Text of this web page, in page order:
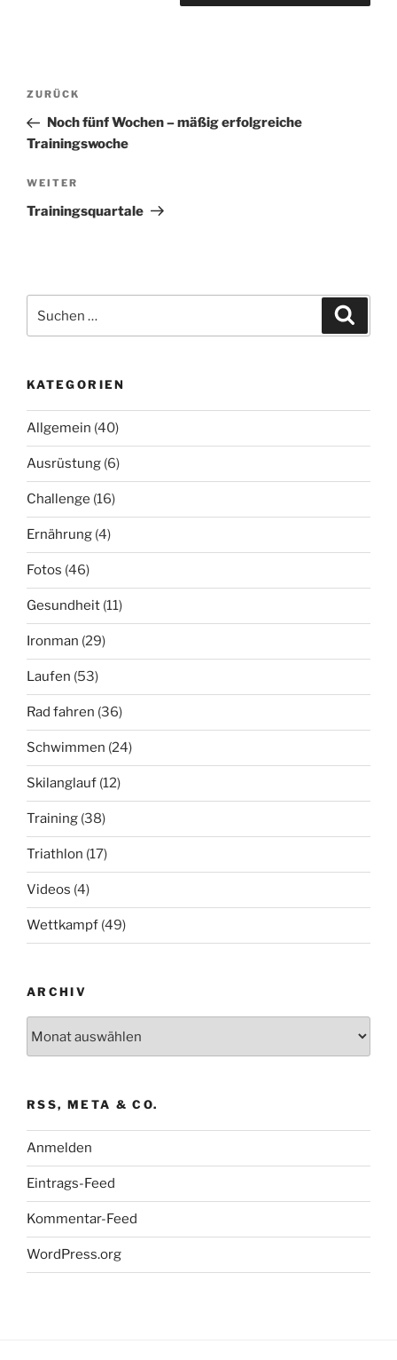
Beitragsnavigation
Vorheriger
Beitrag
ZURÜCK
Noch fünf Wochen – mäßig erfolgreiche
Trainingswoche
Nächster
Beitrag
WEITER
Trainingsquartale
nach:
KATEGORIEN
Allgemein (40)
Ausrüstung (6)
Challenge (16)
Ernährung (4)
Fotos (46)
Gesundheit (11)
Ironman (29)
Laufen (53)
Rad fahren (36)
Schwimmen (24)
Skilanglauf (12)
Training (38)
Triathlon (17)
Videos (4)
Wettkampf (49)
ARCHIV
RSS, META & CO.
Anmelden
Eintrags-Feed
Kommentar-Feed
WordPress.org